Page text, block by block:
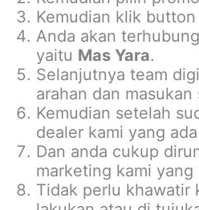
Kemudian klik button
Anda akan
yaitu Mas Yara.
Selanjutnya team
arahan dan
Kemudian setelah
dealer kami yang
Dan anda cukup
marketing kami
Tidak perlu khawatir